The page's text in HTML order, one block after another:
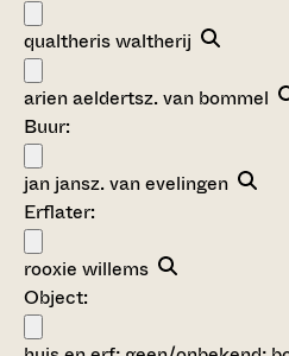
qualtheris waltherij
arien aeldertsz. van bommel
Buur:
jan jansz. van evelingen
Erflater:
rooxie willems
Object: